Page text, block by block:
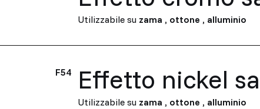
Utilizzabile su zama , ottone , alluminio
F54 Effetto nickel
Utilizzabile su zama , ottone , alluminio